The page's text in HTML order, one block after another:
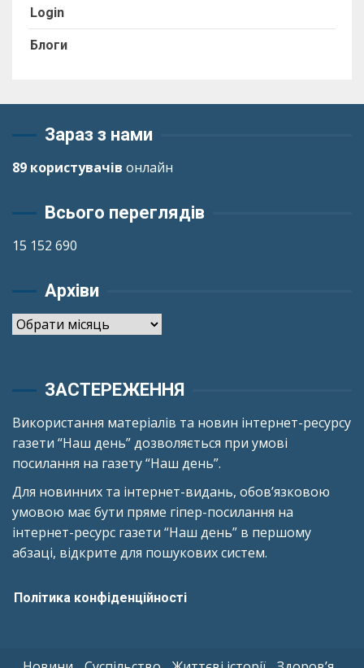
Login
Блоги
Зараз з нами
89 користувачів онлайн
Всього переглядів
15 152 690
Архіви
Архіви
ЗАСТЕРЕЖЕННЯ
Використання матеріалів та новин інтернет-ресурсу
газети “Наш день” дозволяється при умові
посилання на газету “Наш день”.
Для новинних та інтернет-видань, обов’язковою
умовою має бути пряме гіпер-посилання на
інтернет-ресурс газети “Наш день” в першому
абзаці, відкрите для пошукових систем.
Політика конфіденційності